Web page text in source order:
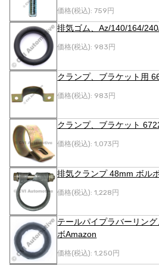
価格(税込): 759円
排気ゴム、Az/140/164/
価格(税込): 983円
クランプ、ブラケット用
価格(税込): 983円
クランプ、ブラケット
価格(税込): 1,073円
排気クランプ 48mm ボル
価格(税込): 1,228円
テールパイプラバーリン
ボAmazon
価格(税込): 1,250円